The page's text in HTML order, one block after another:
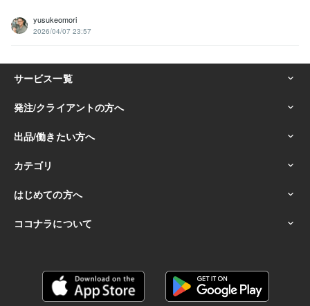
yusukeomori
2026/04/07 23:57